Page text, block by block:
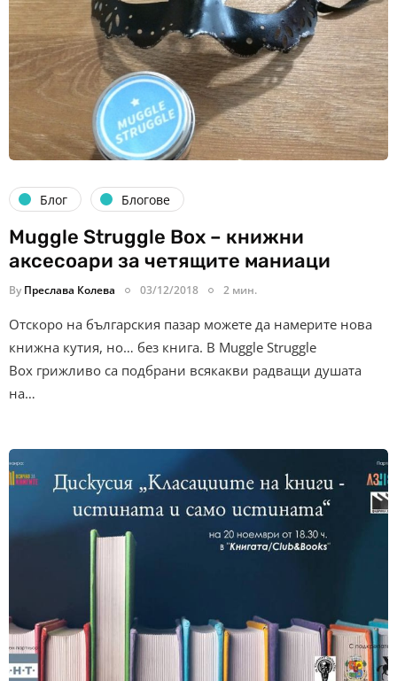
Блог Блогове
Muggle Struggle Box – книжни
аксесоари за четящите маниаци
By Преслава Колева 03/12/2018 2 мин.
Отскоро на българския пазар можете да намерите нова
книжна кутия, но… без книга. В Muggle Struggle
Box грижливо са подбрани всякакви радващи душата
на…